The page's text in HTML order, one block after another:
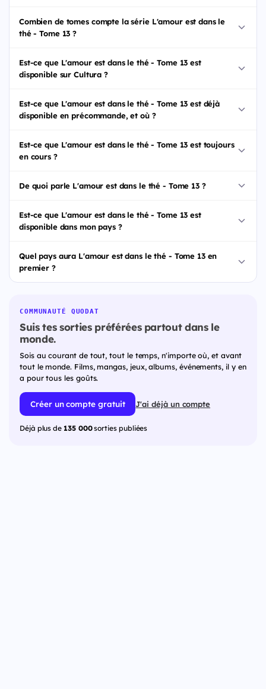
Combien de tomes compte la série L'amour est dans le
thé - Tome 13 ?
Est-ce que L'amour est dans le thé - Tome 13 est
disponible sur Cultura ?
Est-ce que L'amour est dans le thé - Tome 13 est déjà
disponible en précommande, et où ?
Est-ce que L'amour est dans le thé - Tome 13 est toujours
en cours ?
De quoi parle L'amour est dans le thé - Tome 13 ?
Est-ce que L'amour est dans le thé - Tome 13 est
disponible dans mon pays ?
Quel pays aura L'amour est dans le thé - Tome 13 en
premier ?
COMMUNAUTÉ QUODAT
Suis tes sorties préférées partout dans le
monde.
Sois au courant de tout, tout le temps, n'importe où, et avant
tout le monde. Films, mangas, jeux, albums, événements, il y en
a pour tous les goûts.
Créer un compte gratuit J'ai déjà un compte
Déjà plus de 135 000sorties publiées